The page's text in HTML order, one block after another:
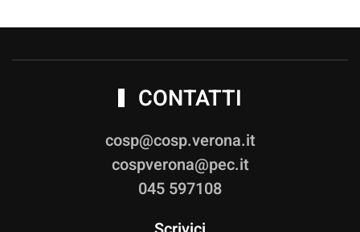
CONTATTI
cosp@cosp.verona.it
cospverona@pec.it
045 597108